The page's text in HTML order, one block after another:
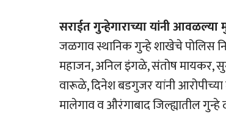
सराईत गुन्हेगाराच्या यांनी आवळल्या
जळगाव स्थानिक गुन्हे शाखेचे पोलिस
महाजन, अनिल इंगळे, संतोष मायकर,
वारूळे, दिनेश बडगुजर यांनी
मालेगाव व औरंगाबाद जिल्ह्यातील